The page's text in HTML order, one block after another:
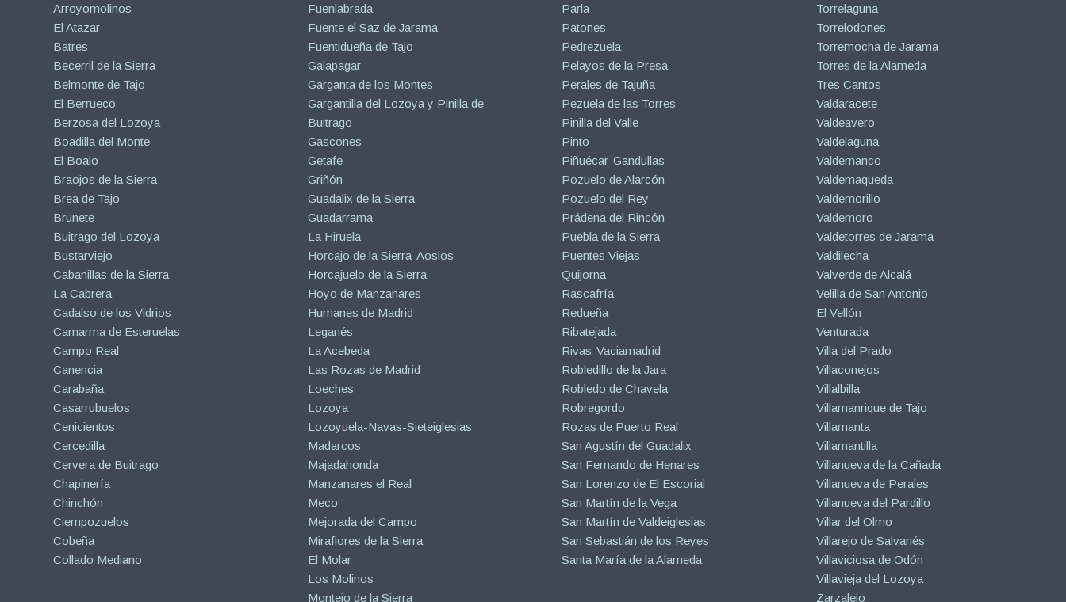
Arroyomolinos
El Atazar
Batres
Becerril de la Sierra
Belmonte de Tajo
El Berrueco
Berzosa del Lozoya
Boadilla del Monte
El Boalo
Braojos de la Sierra
Brea de Tajo
Brunete
Buitrago del Lozoya
Bustarviejo
Cabanillas de la Sierra
La Cabrera
Cadalso de los Vidrios
Camarma de Esteruelas
Campo Real
Canencia
Carabaña
Casarrubuelos
Cenicientos
Cercedilla
Cervera de Buitrago
Chapinería
Chinchón
Ciempozuelos
Cobeña
Collado Mediano
Fuenlabrada
Fuente el Saz de Jarama
Fuentidueña de Tajo
Galapagar
Garganta de los Montes
Gargantilla del Lozoya y Pinilla de
Buitrago
Gascones
Getafe
Griñón
Guadalix de la Sierra
Guadarrama
La Hiruela
Horcajo de la Sierra-Aoslos
Horcajuelo de la Sierra
Hoyo de Manzanares
Humanes de Madrid
Leganés
La Acebeda
Las Rozas de Madrid
Loeches
Lozoya
Lozoyuela-Navas-Sieteiglesias
Madarcos
Majadahonda
Manzanares el Real
Meco
Mejorada del Campo
Miraflores de la Sierra
El Molar
Los Molinos
Montejo de la Sierra
Parla
Patones
Pedrezuela
Pelayos de la Presa
Perales de Tajuña
Pezuela de las Torres
Pinilla del Valle
Pinto
Piñuécar-Gandullas
Pozuelo de Alarcón
Pozuelo del Rey
Prádena del Rincón
Puebla de la Sierra
Puentes Viejas
Quijorna
Rascafría
Redueña
Ribatejada
Rivas-Vaciamadrid
Robledillo de la Jara
Robledo de Chavela
Robregordo
Rozas de Puerto Real
San Agustín del Guadalix
San Fernando de Henares
San Lorenzo de El Escorial
San Martín de la Vega
San Martín de Valdeiglesias
San Sebastián de los Reyes
Santa María de la Alameda
Torrelaguna
Torrelodones
Torremocha de Jarama
Torres de la Alameda
Tres Cantos
Valdaracete
Valdeavero
Valdelaguna
Valdemanco
Valdemaqueda
Valdemorillo
Valdemoro
Valdetorres de Jarama
Valdilecha
Valverde de Alcalá
Velilla de San Antonio
El Vellón
Venturada
Villa del Prado
Villaconejos
Villalbilla
Villamanrique de Tajo
Villamanta
Villamantilla
Villanueva de la Cañada
Villanueva de Perales
Villanueva del Pardillo
Villar del Olmo
Villarejo de Salvanés
Villaviciosa de Odón
Villavieja del Lozoya
Zarzalejo